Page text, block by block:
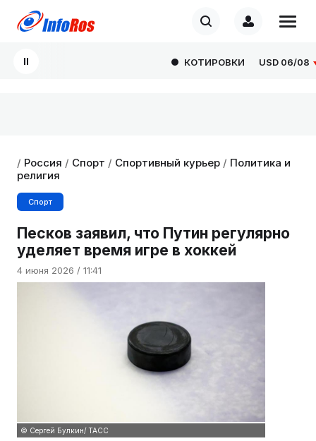
КОТИРОВКИ USD06/08
/ Россия / Спорт / Спортивный курьер / Политика и
религия
Спорт
Песков заявил, что Путин регулярно
уделяет время игре в хоккей
4 июня 2026 / 11:41
© Сергей Булкин/ ТАСС